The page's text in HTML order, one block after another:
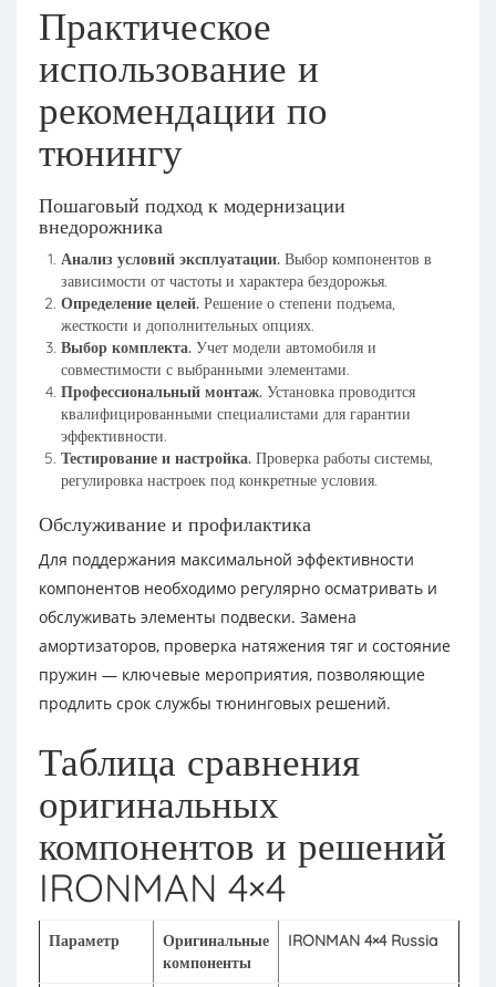
Практическое
использование и
рекомендации по
тюнингу
Пошаговый подход к модернизации
внедорожника
Анализ условий эксплуатации. Выбор компонентов в
зависимости от частоты и характера бездорожья.
Определение целей. Решение о степени подъема,
жесткости и дополнительных опциях.
Выбор комплекта. Учет модели автомобиля и
совместимости с выбранными элементами.
Профессиональный монтаж. Установка проводится
квалифицированными специалистами для гарантии
эффективности.
Тестирование и настройка. Проверка работы системы,
регулировка настроек под конкретные условия.
Обслуживание и профилактика
Для поддержания максимальной эффективности
компонентов необходимо регулярно осматривать и
обслуживать элементы подвески. Замена
амортизаторов, проверка натяжения тяг и состояние
пружин — ключевые мероприятия, позволяющие
продлить срок службы тюнинговых решений.
Таблица сравнения
оригинальных
компонентов и решений
IRONMAN 4×4
Параметр
Оригинальные
компоненты
IRONMAN 4×4 Russia